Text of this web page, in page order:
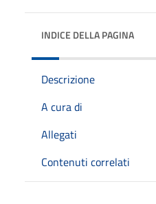
INDICE DELLA PAGINA
Descrizione
A cura di
Allegati
Contenuti correlati